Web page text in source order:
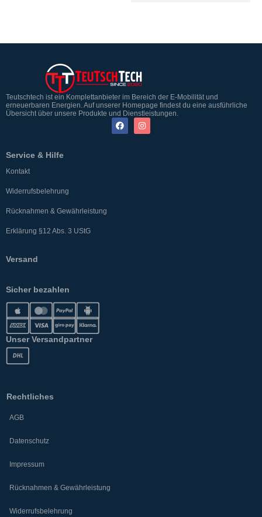
Teutschtech ist ein Komplettanbieter im Bereich der E-Mobilität und
erneuerbaren Energien. Auf unserer Homepage findest du eine ausführliche
Übersicht über unsere Produkte und Dienstleistungen.
Service & Hilfe
Kontakt
Widerrufsbelehrung
Rücknahmen & Gewährleistung
Erklärung §12 Abs. 3 UStG
Versand
Sicher bezahlen
Unser Versandpartner
Rechtliches
AGB
Datenschutz
Impressum
Rücknahmen & Gewährleistung
Widerrufsbelehrung